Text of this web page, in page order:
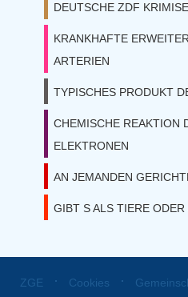
DEUTSCHE ZDF
KRANKHAFTE
ARTERIEN
TYPISCHES PRODUKT
CHEMISCHE REAKTION
ELEKTRONEN
AN JEMANDEN
GIBT S ALS TIERE
ZGE ⋅ Cookies ⋅